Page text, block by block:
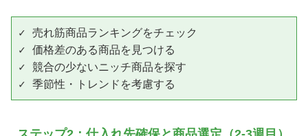
✓ 売れ筋商品ランキングをチェック
✓ 価格差のある商品を見つける
✓ 競合の少ないニッチ商品を探す
✓ 季節性・トレンドを考慮する